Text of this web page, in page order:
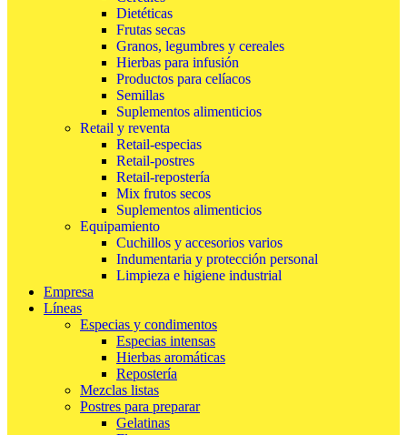
Dietéticas
Frutas secas
Granos, legumbres y cereales
Hierbas para infusión
Productos para celíacos
Semillas
Suplementos alimenticios
Retail y reventa
Retail-especias
Retail-postres
Retail-repostería
Mix frutos secos
Suplementos alimenticios
Equipamiento
Cuchillos y accesorios varios
Indumentaria y protección personal
Limpieza e higiene industrial
Empresa
Líneas
Especias y condimentos
Especias intensas
Hierbas aromáticas
Repostería
Mezclas listas
Postres para preparar
Gelatinas